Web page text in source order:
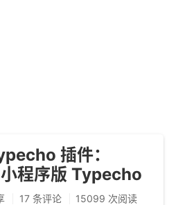
情链接
赏与支持
插件：
程序版 Typecho
17 条评论 15099 次阅读